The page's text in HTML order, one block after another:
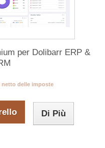
per Dolibarr ERP &
netto delle imposte
Di Più